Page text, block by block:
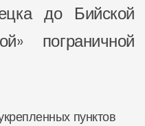
до Бийской
пограничной
пунктов